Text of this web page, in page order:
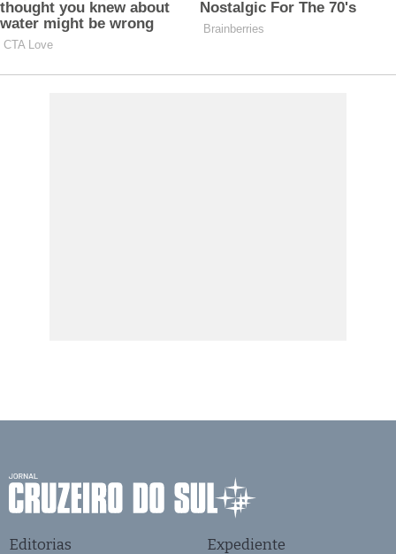
Editorias Expediente